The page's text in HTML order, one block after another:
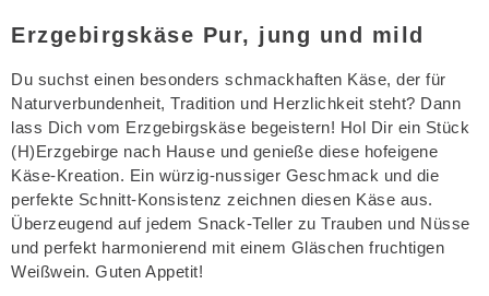
Erzgebirgskäse Pur, jung und mild
Du suchst einen besonders schmackhaften Käse, der für
Naturverbundenheit, Tradition und Herzlichkeit steht? Dann
lass Dich vom Erzgebirgskäse begeistern! Hol Dir ein Stück
(H)Erzgebirge nach Hause und genieße diese hofeigene
Käse-Kreation. Ein würzig-nussiger Geschmack und die
perfekte Schnitt-Konsistenz zeichnen diesen Käse aus.
Überzeugend auf jedem Snack-Teller zu Trauben und Nüsse
und perfekt harmonierend mit einem Gläschen fruchtigen
Weißwein. Guten Appetit!